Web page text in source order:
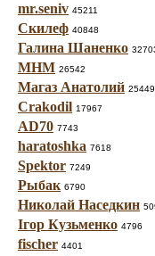
mr.seniv 45211
Скилеф 40848
Галина Шаненко
МНМ 26542
Магаз Анатолий 25449
Crakodil 17967
AD70 7743
haratoshka 7618
Spektor 7249
Рыбак 6790
Николай Наседкин
Ігор Кузьменко 4796
fischer 4401